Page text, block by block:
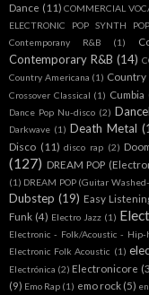
Dance (11) COMMERCIAL
ELECTRONIC POP SYNTH POP
Contemporany R&B (1)
Contemporary R&B (14)
Country Americana (1) Country
Crossover Classical (1) Cumbia
Dance Pop Nu-disco (2)
Darkwave (1) Death Metal
Disco (11) disco rap (2)
(127) DREAM POP
(1) DREAM POP (Guitar
Dubstep (19) Easy
Funk (4) Electro Jazz (1)
Electronic - Folk/Acoustic - Hip-
Electronic Folk Acoustic (1)
Electrónica (2) Electronicore
(9) Emo Rap (1) emo rock (5)